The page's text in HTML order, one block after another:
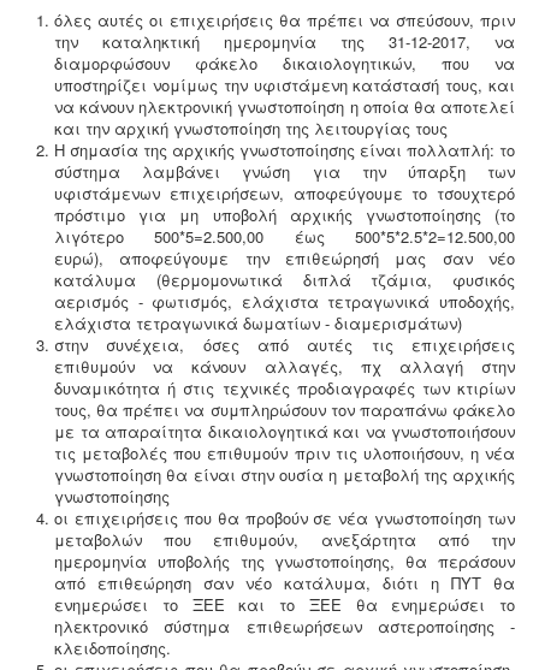
κατάλογο ΕΚΑ
Κανονισμός λειτουργίας τουριστικού
καταλύματος
-Τα τουριστικά καταλύματα
(ξενοδοχεία, ενοικιαζόμενα, κάμπινγκ) μοριοδοτούνται
κατά την πιστοποίηση κατάταξης σε κατηγορία
άστρων ή κλειδιών για τον κανονισμό λειτουργίας που
διακανονίζει θέματα πολιτικής παραπόνων, υποδοχής,
περιβάλλοντος και καθαριότητας.
Μελέτη HACCP υγειονομικού ενδιαφέροντος-Όλα τα
καταστήματα υγειονομικού ενδιαφέροντος,
βρεφονηπιακοί, μονάδες φροντίδας, παλιά & νέα,
υποχρεούνται να διαθέτουν μελέτη διεργασιών
HACCP από επαγγελματία
υγειονολόγο (απόφασηΥ1γ/ΓΠ/οικ.47829/17).
όλες αυτές οι επιχειρήσεις θα πρέπει να σπεύσουν, πριν
την καταληκτική ημερομηνία της 31-12-2017, να
διαμορφώσουν φάκελο δικαιολογητικών, που να
υποστηρίζει νομίμως την υφιστάμενη κατάστασή τους, και
να κάνουν ηλεκτρονική γνωστοποίηση η οποία θα αποτελεί
και την αρχική γνωστοποίηση της λειτουργίας τους
Η σημασία της αρχικής γνωστοποίησης είναι πολλαπλή: το
σύστημα λαμβάνει γνώση για την ύπαρξη των
υφιστάμενων επιχειρήσεων, αποφεύγουμε το τσουχτερό
πρόστιμο για μη υποβολή αρχικής γνωστοποίησης (το
λιγότερο 500*5=2.500,00 έως 500*5*2.5*2=12.500,00
ευρώ), αποφεύγουμε την επιθεώρησή μας σαν νέο
κατάλυμα (θερμομονωτικά διπλά τζάμια, φυσικός
αερισμός - φωτισμός, ελάχιστα τετραγωνικά υποδοχής,
ελάχιστα τετραγωνικά δωματίων - διαμερισμάτων)
στην συνέχεια, όσες από αυτές τις επιχειρήσεις
επιθυμούν να κάνουν αλλαγές, πχ αλλαγή στην
δυναμικότητα ή στις τεχνικές προδιαγραφές των κτιρίων
τους, θα πρέπει να συμπληρώσουν τον παραπάνω φάκελο
με τα απαραίτητα δικαιολογητικά και να γνωστοποιήσουν
τις μεταβολές που επιθυμούν πριν τις υλοποιήσουν, η νέα
γνωστοποίηση θα είναι στην ουσία η μεταβολή της αρχικής
γνωστοποίησης
οι επιχειρήσεις που θα προβούν σε νέα γνωστοποίηση των
μεταβολών που επιθυμούν, ανεξάρτητα από την
ημερομηνία υποβολής της γνωστοποίησης, θα περάσουν
από επιθεώρηση σαν νέο κατάλυμα, διότι η ΠΥΤ θα
ενημερώσει το ΞΕΕ και το ΞΕΕ θα ενημερώσει το
ηλεκτρονικό σύστημα επιθεωρήσεων αστεροποίησης -
κλειδοποίησης.